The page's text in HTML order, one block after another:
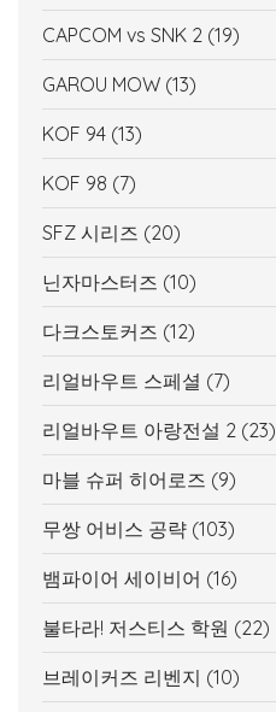
CAPCOM vs SNK 2 (19)
GAROU MOW (13)
KOF 94 (13)
KOF 98 (7)
SFZ 시리즈 (20)
닌자마스터즈 (10)
다크스토커즈 (12)
리얼바우트 스페셜 (7)
리얼바우트 아랑전설 2 (23)
마블 슈퍼 히어로즈 (9)
무쌍 어비스 공략 (103)
뱀파이어 세이비어 (16)
불타라! 저스티스 학원 (22)
브레이커즈 리벤지 (10)